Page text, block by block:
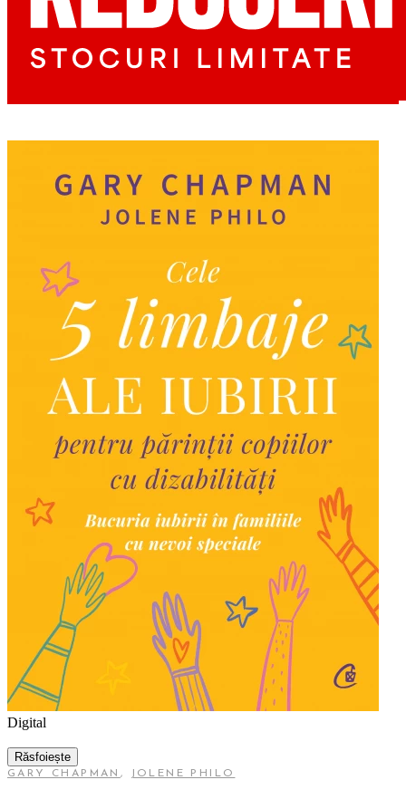
Digital
Răsfoiește
GARY CHAPMAN , JOLENE PHILO